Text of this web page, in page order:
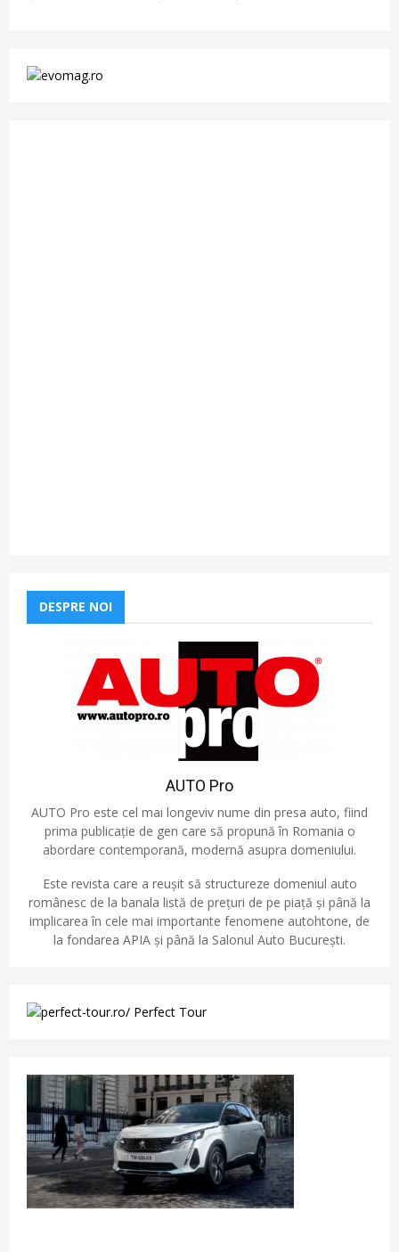
DESPRE NOI
AUTO Pro
AUTO Pro este cel mai longeviv nume din presa auto, fiind
prima publicație de gen care să propună în Romania o
abordare contemporană, modernă asupra domeniului.
Este revista care a reușit să structureze domeniul auto
românesc de la banala listă de prețuri de pe piață și până la
implicarea în cele mai importante fenomene autohtone, de
la fondarea APIA și până la Salonul Auto București.